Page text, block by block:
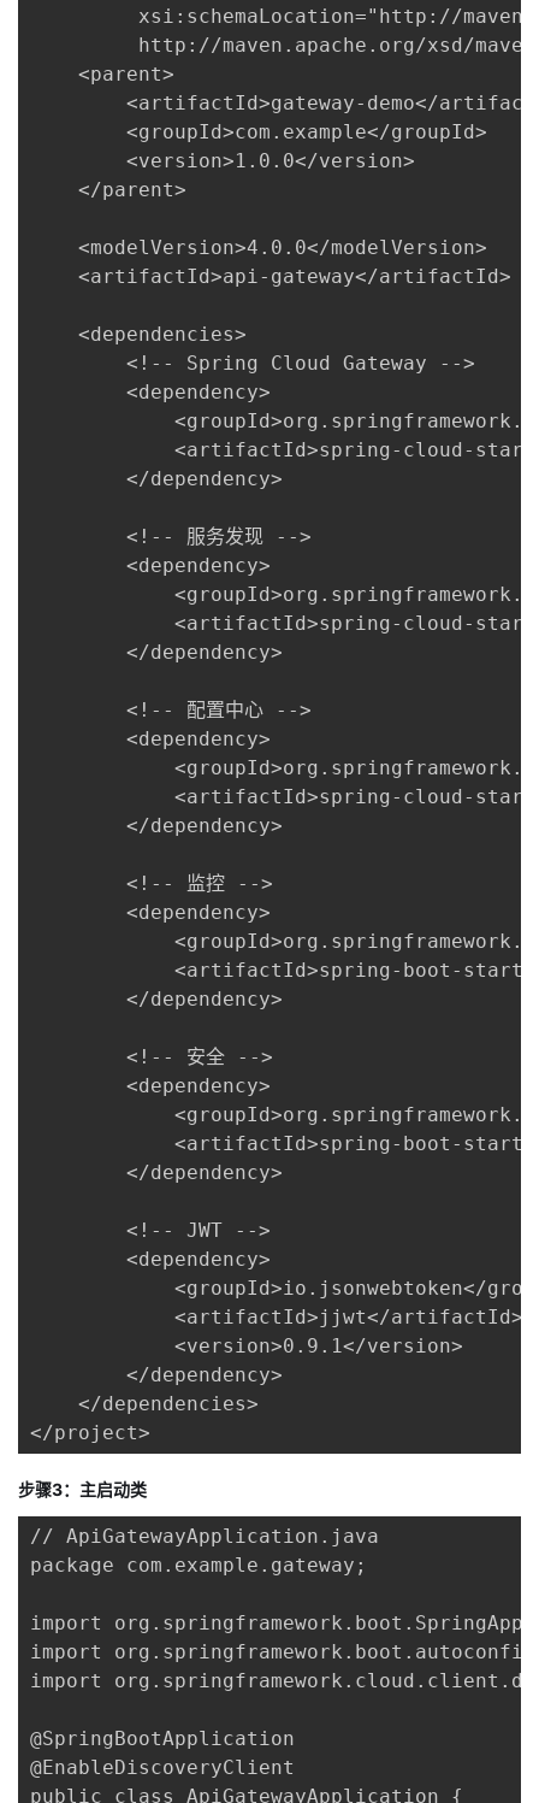
xsi:schemaLocation="http://
http://maven.apache.org/xsd/
    <parent>
<artifactId>gateway-demo</
        <groupId>com.example</groupId>
        <version>1.0.0</version>
    </parent>
    <modelVersion>4.0.0</modelVersion>
    <artifactId>api-gateway</artifactId>
    <dependencies>
        <!-- Spring Cloud Gateway -->
        <dependency>
<artifactId>spring-cloud-
        </dependency>
        <!--
服务发现 -->
        <dependency>
<artifactId>spring-cloud-
        </dependency>
        <!--
配置中心 -->
        <dependency>
<artifactId>spring-cloud-
        </dependency>
        <!-- 监控 -->
        <dependency>
<artifactId>spring-boot-
        </dependency>
        <!-- 安全 -->
        <dependency>
<artifactId>spring-boot-
        </dependency>
        <!-- JWT -->
        <dependency>
<groupId>io.jsonwebtoken</
            <artifactId>jjwt</artifactId>
            <version>0.9.1</version>
        </dependency>
    </dependencies>
</project>
步骤3：主启动类
// ApiGatewayApplication.java
package com.example.gateway;
import
import
import
@SpringBootApplication
@EnableDiscoveryClient
public class ApiGatewayApplication {